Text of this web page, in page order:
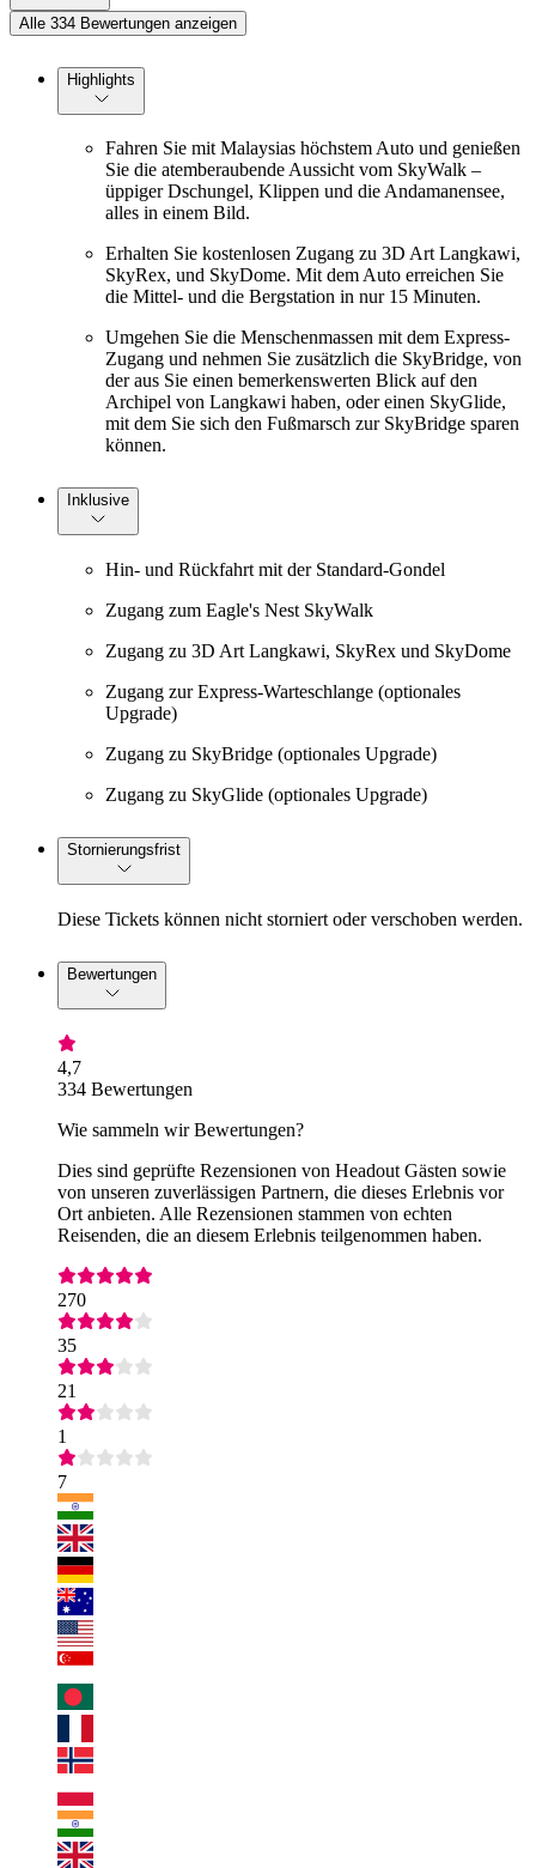
Alle 334 Bewertungen anzeigen
Highlights
Fahren Sie mit Malaysias höchstem Auto und genießen
Sie die atemberaubende Aussicht vom SkyWalk –
üppiger Dschungel, Klippen und die Andamanensee,
alles in einem Bild.
Erhalten Sie kostenlosen Zugang zu 3D Art Langkawi,
SkyRex, und SkyDome. Mit dem Auto erreichen Sie
die Mittel- und die Bergstation in nur 15 Minuten.
Umgehen Sie die Menschenmassen mit dem Express-
Zugang und nehmen Sie zusätzlich die SkyBridge, von
der aus Sie einen bemerkenswerten Blick auf den
Archipel von Langkawi haben, oder einen SkyGlide,
mit dem Sie sich den Fußmarsch zur SkyBridge sparen
können.
Inklusive
Hin- und Rückfahrt mit der Standard-Gondel
Zugang zum Eagle's Nest SkyWalk
Zugang zu 3D Art Langkawi, SkyRex und SkyDome
Zugang zur Express-Warteschlange (optionales
Upgrade)
Zugang zu SkyBridge (optionales Upgrade)
Zugang zu SkyGlide (optionales Upgrade)
Stornierungsfrist
Diese Tickets können nicht storniert oder verschoben werden.
Bewertungen
4,7
334 Bewertungen
Wie sammeln wir Bewertungen?
Dies sind geprüfte Rezensionen von Headout Gästen sowie
von unseren zuverlässigen Partnern, die dieses Erlebnis vor
Ort anbieten. Alle Rezensionen stammen von echten
Reisenden, die an diesem Erlebnis teilgenommen haben.
270
35
21
1
7